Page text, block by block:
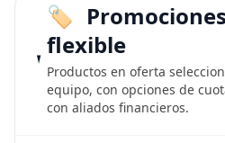
flexible
Productos en oferta
equipo, con opciones de
con aliados financieros.